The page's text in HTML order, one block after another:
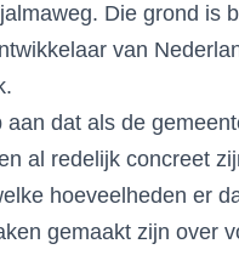
Die grond is
van
dat als de
al redelijk concreet
hoeveelheden er
gemaakt zijn over